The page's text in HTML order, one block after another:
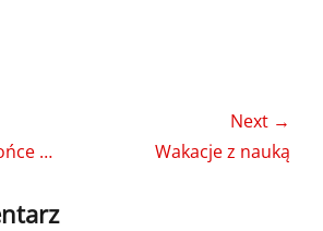
…
Next →
Wakacje z nauką